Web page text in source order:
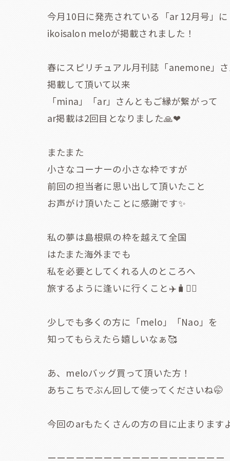
今月10日に発売されている「ar 12月号」に
ikoisalon meloが掲載されました！
春にスピリチュアル月刊誌「anemone」
掲載して頂いて以来
「mina」「ar」さんともご縁が繋がって
ar掲載は2回目となりました🙏❤
またまた
小さなコーナーの小さな枠ですが
前回の担当者に思い出して頂いたこと
お声がけ頂いたことに感謝です✨
私の夢は島根県の枠を越えて全国
はたまた海外までも
私を必要としてくれる人のところへ
旅するように逢いに行くこと✈️🧳🧚‍♀️
少しでも多くの方に「melo」「Nao」を
知ってもらえたら嬉しいなぁ🥰
あ、meloバッグ買って頂いた方！
あちこちでぶん回して使ってくださいね🤭
今回のarもたくさんの方の目に止まります
ーーーーーーーーーーーーーーーーーーー